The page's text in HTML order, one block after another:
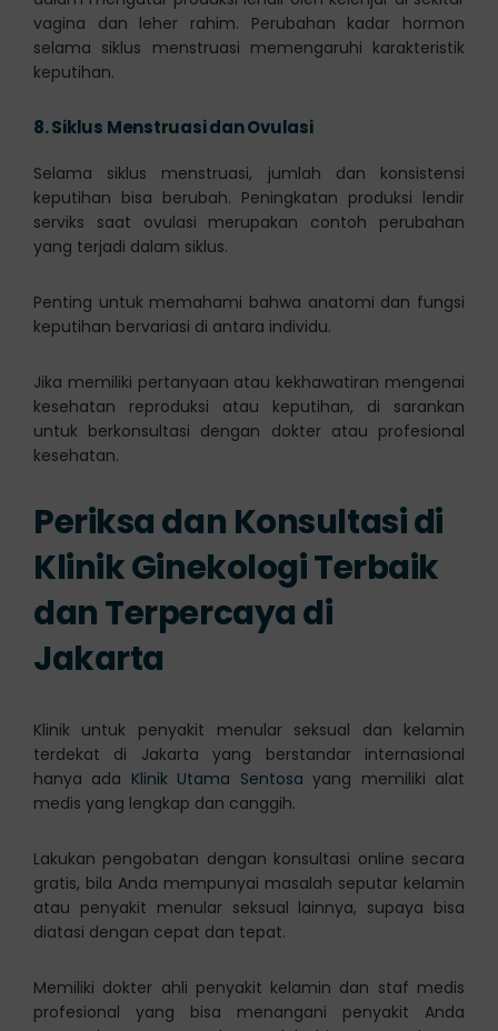
vagina dan leher rahim. Perubahan kadar hormon
selama siklus menstruasi memengaruhi karakteristik
keputihan.
8.Siklus Menstruasi dan Ovulasi
Selama siklus menstruasi, jumlah dan konsistensi
keputihan bisa berubah. Peningkatan produksi lendir
serviks saat ovulasi merupakan contoh perubahan
yang terjadi dalam siklus.
Penting untuk memahami bahwa anatomi dan fungsi
keputihan bervariasi di antara individu.
Jika memiliki pertanyaan atau kekhawatiran mengenai
kesehatan reproduksi atau keputihan, di sarankan
untuk berkonsultasi dengan dokter atau profesional
kesehatan.
Periksa dan Konsultasi di
Klinik Ginekologi Terbaik
dan Terpercaya di
Jakarta
Klinik untuk penyakit menular seksual dan kelamin
terdekat di Jakarta yang berstandar internasional
hanya ada Klinik Utama Sentosa yang memiliki alat
medis yang lengkap dan canggih.
Lakukan pengobatan dengan konsultasi online secara
gratis, bila Anda mempunyai masalah seputar kelamin
atau penyakit menular seksual lainnya, supaya bisa
diatasi dengan cepat dan tepat.
Memiliki dokter ahli penyakit kelamin dan staf medis
profesional yang bisa menangani penyakit Anda